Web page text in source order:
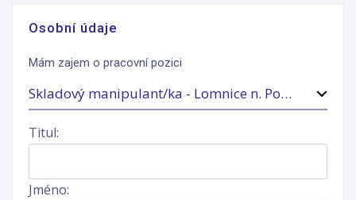
Osobní údaje
Mám zajem o pracovní pozici
Skladový manipulant/ka - Lomnice n. Pop. - 3směnný provoz
Prodavač(ka) - brigádník - OC Tesco Boskovice
Titul:
Jméno: